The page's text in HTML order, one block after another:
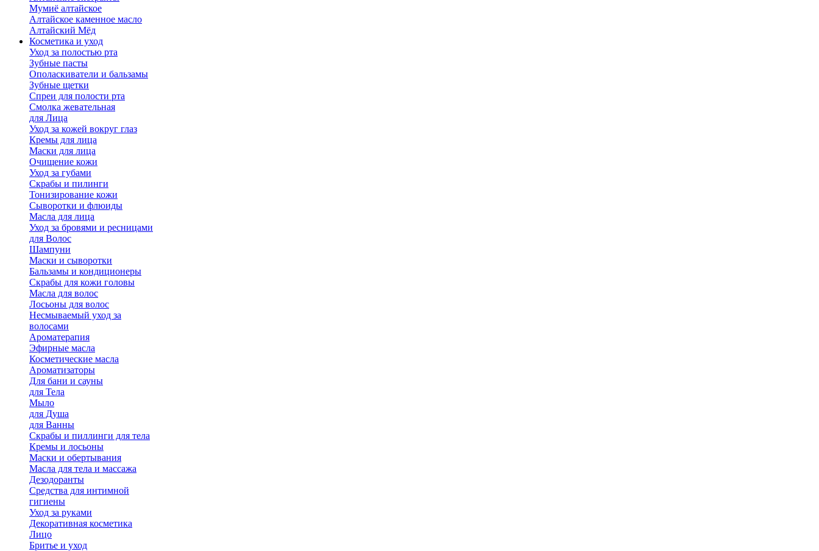
Мумиё алтайское
Алтайское каменное масло
Алтайский Мёд
Косметика и уход
Уход за полостью рта
Зубные пасты
Ополаскиватели и бальзамы
Зубные щетки
Спреи для полости рта
Смолка жевательная
для Лица
Уход за кожей вокруг глаз
Кремы для лица
Маски для лица
Очищение кожи
Уход за губами
Скрабы и пилинги
Тонизирование кожи
Сыворотки и флюиды
Масла для лица
Уход за бровями и ресницами
для Волос
Шампуни
Маски и сыворотки
Бальзамы и кондиционеры
Скрабы для кожи головы
Масла для волос
Лосьоны для волос
Несмываемый уход за
волосами
Ароматерапия
Эфирные масла
Косметические масла
Ароматизаторы
Для бани и сауны
для Тела
Мыло
для Душа
для Ванны
Скрабы и пиллинги для тела
Кремы и лосьоны
Маски и обертывания
Масла для тела и массажа
Дезодоранты
Средства для интимной
гигиены
Уход за руками
Декоративная косметика
Лицо
Бритье и уход